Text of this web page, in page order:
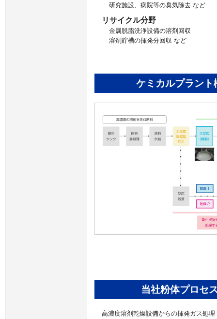
研究施設、病院等の臭気除去 など
リサイクル分野
金属脱脂洗浄設備の溶剤回収
溶剤貯槽の揮発分回収 など
ケミカルプラン
当社粉体プロセ
高濃度溶剤乾燥設備からの揮発ガス処